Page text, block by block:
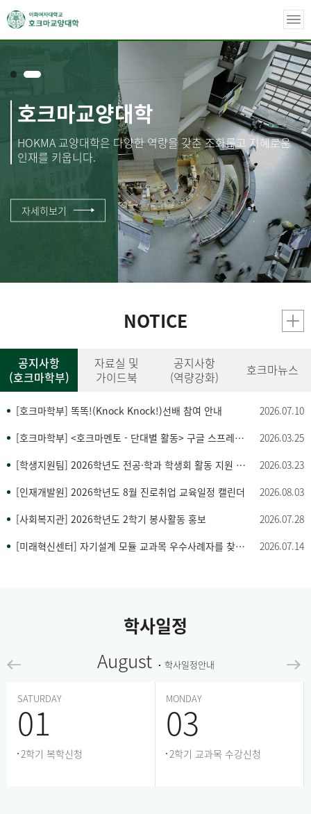
호크마교양대학
HOKMA 교양대학은 다양한 역량을 갖춘조화롭고 지혜로운
인재를 키웁니다.
자세히보기
NOTICE
공지사항
(호크마학부)
[호크마학부] 똑똑!(Knock Knock!)선배 참여 안내
2026.07.10
[호크마학부] <호크마멘토 - 단대별 활동> 구글 스프레드 시트 링크 및 참여 안내
2026.03.25
[학생지원팀] 2026학년도 전공·학과 학생회 활동 지원 사업 안내 (신청기간 4. 1.~10. 16.)
2026.03.23
[인재개발원] 2026학년도 8월 진로취업 교육일정 캘린더
2026.08.03
[사회복지관] 2026학년도 2학기 봉사활동 홍보
2026.07.28
[미래혁신센터] 자기설계 모듈 교과목 우수사례자를 찾습니다!
2026.07.14
자료실 및
가이드북
공지사항
(역량강화)
호크마뉴스
학사일정
August 학사일정안내
SATURDAY
01
2학기 복학신청
MONDAY
03
2학기 교과목 수강신청